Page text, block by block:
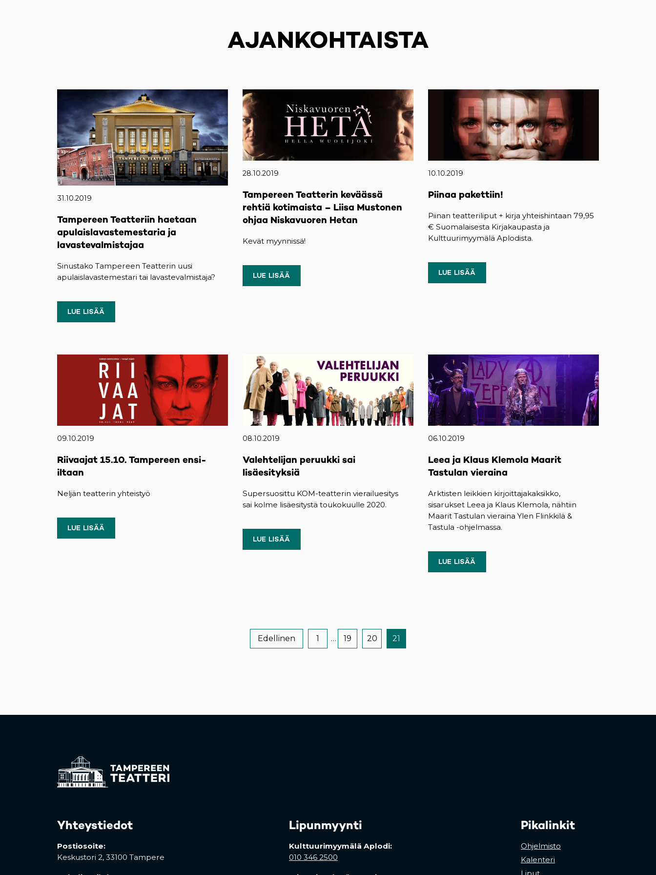
AJANKOHTAISTA
31.10.2019
Tampereen Teatteriin haetaan
apulaislavastemestaria ja
lavastevalmistajaa
Sinustako Tampereen Teatterin uusi
apulaislavastemestari tai lavastevalmistaja?
LUE LISÄÄ
28.10.2019
Tampereen Teatterin keväässä
rehtiä kotimaista – Liisa Mustonen
ohjaa Niskavuoren Hetan
Kevät myynnissä!
LUE LISÄÄ
10.10.2019
Piinaa pakettiin!
Piinan teatteriliput + kirja yhteishintaan 79,95
€ Suomalaisesta Kirjakaupasta ja
Kulttuurimyymälä Aplodista.
LUE LISÄÄ
09.10.2019
Riivaajat 15.10. Tampereen ensi-
iltaan
Neljän teatterin yhteistyö
LUE LISÄÄ
08.10.2019
Valehtelijan peruukki sai
lisäesityksiä
Supersuosittu KOM-teatterin vierailuesitys
sai kolme lisäesitystä toukokuulle 2020.
LUE LISÄÄ
06.10.2019
Leea ja Klaus Klemola Maarit
Tastulan vieraina
Arktisten leikkien kirjoittajakaksikko,
sisarukset Leea ja Klaus Klemola, nähtiin
Maarit Tastulan vieraina Ylen Flinkkilä &
Tastula -ohjelmassa.
LUE LISÄÄ
Edellinen 1 … 19 20 21
Yhteystiedot
Postiosoite:
Keskustori 2, 33100 Tampere
Lipunmyynti
Kulttuurimyymälä Aplodi:
010 346 2500
Pikalinkit
Ohjelmisto
Kalenteri